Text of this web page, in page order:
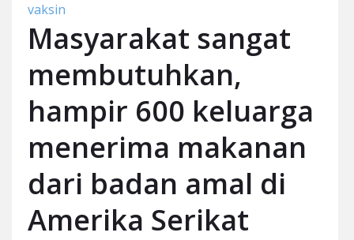
vaksin
Masyarakat sangat
membutuhkan,
hampir 600 keluarga
menerima makanan
dari badan amal di
Amerika Serikat